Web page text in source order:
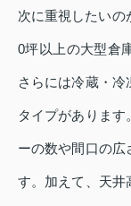
次に重視したいの
0坪以上の大型倉
さらには冷蔵・
タイプがありま
ーの数や間口の
す。加えて、天井